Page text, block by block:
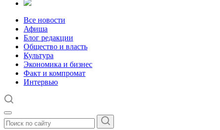
Все новости
Афиша
Блог редакции
Общество и власть
Культура
Экономика и бизнес
Факт и компромат
Интервью